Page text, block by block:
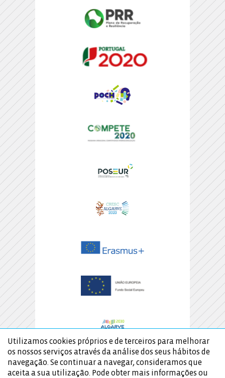
Utilizamos cookies próprios e de terceiros para melhorar
os nossos serviços através da análise dos seus hábitos de
navegação. Se continuar a navegar, consideramos que
aceita a sua utilização. Pode obter mais informações ou